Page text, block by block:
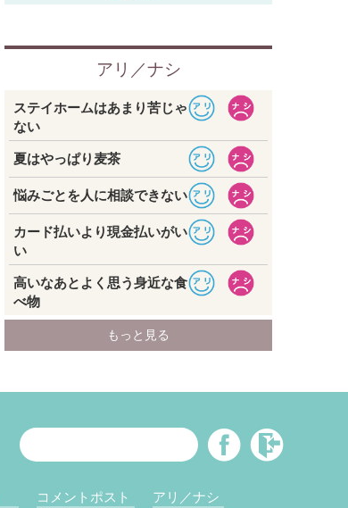
コメントポスト アリ／ナシ